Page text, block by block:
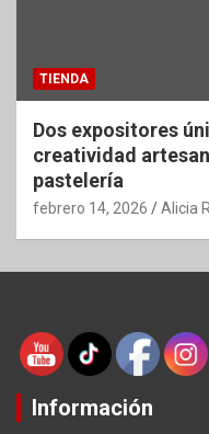
TIENDA
Dos expositores
creatividad
pastelería
febrero 14, 2026 Alicia
Información